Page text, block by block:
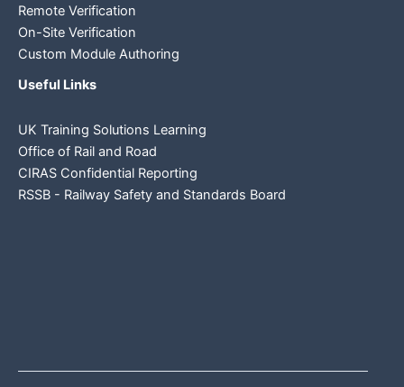
Remote Verification
On-Site Verification
Custom Module Authoring
Useful Links
UK Training Solutions Learning
Office of Rail and Road
CIRAS Confidential Reporting
RSSB - Railway Safety and Standards Board